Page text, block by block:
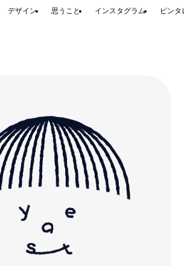
デザイン 思うこと インスタグラム ピンタ